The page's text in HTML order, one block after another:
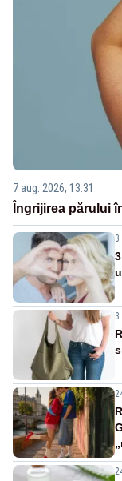
7 aug. 2026, 13:31
Îngrijirea părului
3
3